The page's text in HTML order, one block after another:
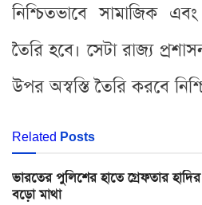
নিশ্চিতভাবে সামাজিক
তৈরি হবে। সেটা রাজ্য
উপর অস্বস্তি তৈরি করবে
Related Posts
ভারতের পুলিশের হাতে গ্রেফতার
বড়ো মাথা